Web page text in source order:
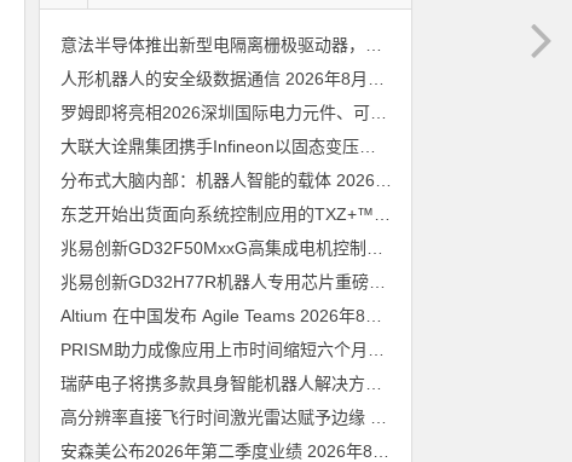
人形机器人的安全级数据通信 2026年8月8日
罗姆即将亮相2026深圳国际电力元件、可再生能源管理展览会暨研讨会
大联大诠鼎集团携手Infineon以固态变压器重构配电效率新标杆
分布式大脑内部：机器人智能的载体 2026年8月6日
兆易创新GD32H77R机器人专用芯片重磅亮相，精准赋能伺服驱动与关节控制
Altium 在中国发布 Agile Teams 2026年8月6日
安森美公布2026年第二季度业绩 2026年8月6日